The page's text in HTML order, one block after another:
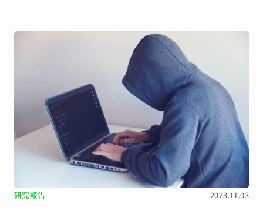
研究報告 2023.11.03